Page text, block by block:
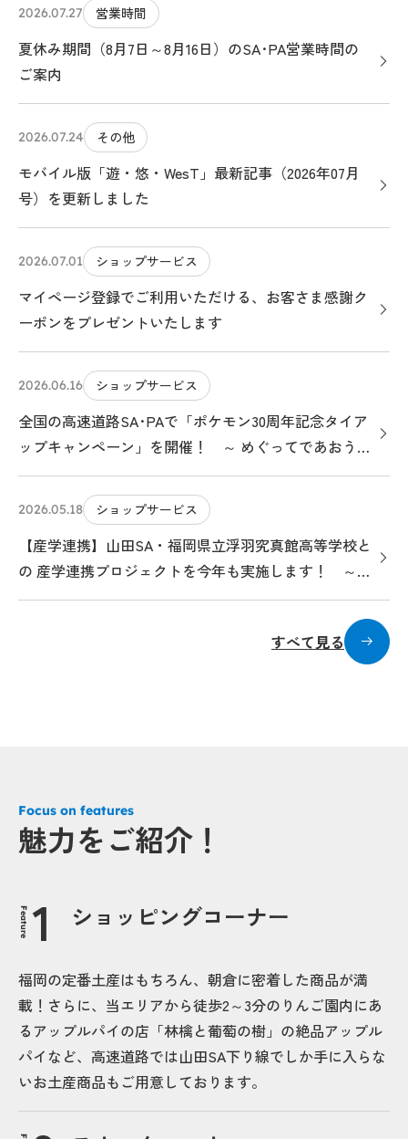
2026.07.27 営業時間
夏休み期間（8月7日～8月16日）のSA･PA営業時間の
ご案内
2026.07.24 その他
モバイル版「遊・悠・WesT」最新記事（2026年07月
号）を更新しました
2026.07.01 ショップサービス
マイページ登録でご利用いただける、お客さま感謝ク
ーポンをプレゼントいたします
2026.06.16 ショップサービス
全国の高速道路SA･PAで「ポケモン30周年記念タイア
ップキャンペーン」を開催！ ～ めぐってであおう！
ポケモンサービスエリアのたび ～
2026.05.18 ショップサービス
【産学連携】山田SA・福岡県立浮羽究真館高等学校と
の 産学連携プロジェクトを今年も実施します！ ～
福岡県産の食材を活かしたメニューを考案・販売しま
すべて見る
Focus on features
魅力をご紹介！
Feature ショッピングコーナー
福岡の定番土産はもちろん、朝倉に密着した商品が満
載！さらに、当エリアから徒歩2～3分のりんご園内にあ
るアップルパイの店「林檎と葡萄の樹」の絶品アップル
パイなど、高速道路では山田SA下り線でしか手に入らな
いお土産商品もご用意しております。